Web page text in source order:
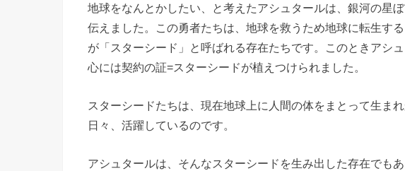
地球をなんとかしたい、と考えたアシュタールは、銀河の星
伝えました。この勇者たちは、地球を救うため地球に転生す
が「スターシード」と呼ばれる存在たちです。このときアシ
心には契約の証=スターシードが植えつけられました。
スターシードたちは、現在地球上に人間の体をまとって生ま
日々、活躍しているのです。
アシュタールは、そんなスターシードを生み出した存在でもあ